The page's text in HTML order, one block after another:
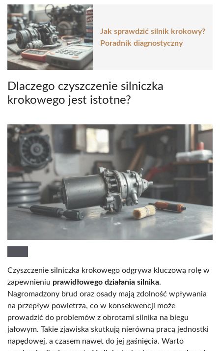
Jak sprawdzić silnik krokowy?
Poradnik diagnostyczny
Dlaczego czyszczenie silniczka
krokowego jest istotne?
Czyszczenie silniczka krokowego odgrywa kluczową rolę w
zapewnieniu prawidłowego działania silnika.
Nagromadzony brud oraz osady mają zdolność wpływania
na przepływ powietrza, co w konsekwencji może
prowadzić do problemów z obrotami silnika na biegu
jałowym. Takie zjawiska skutkują nierówną pracą jednostki
napędowej, a czasem nawet do jej gaśnięcia. Warto